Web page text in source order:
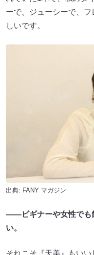
ーで、ジューシーで、
しいです。
出典: FANY マガジン
――ビギナーや女性でも
い。
それこそ『天美』もいい